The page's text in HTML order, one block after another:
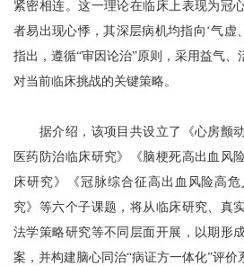
紧密相连。这一理论在临床上表现为冠
者易出现心悸，其深层病机均指向‘气虚
指出，遵循“审因论治”原则，采用益气
对当前临床挑战的关键策略。
据介绍，该项目共设立了《心房颤动
医药防治临床研究》《脑梗死高出血风
床研究》《冠脉综合征高出血风险高
究》等六个子课题，将从临床研究、真
法学策略研究等不同层面开展，以期形
案，并构建脑心同治“病证方一体化”评